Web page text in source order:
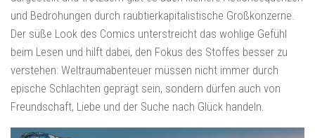
und Bedrohungen durch raubtierkapitalistische Großkonzerne.
Der süße Look des Comics unterstreicht das wohlige Gefühl
beim Lesen und hilft dabei, den Fokus des Stoffes besser zu
verstehen: Weltraumabenteuer müssen nicht immer durch
epische Schlachten geprägt sein, sondern dürfen auch von
Freundschaft, Liebe und der Suche nach Glück handeln.